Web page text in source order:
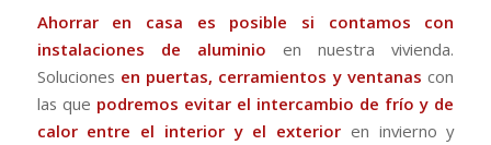
Ahorrar en casa es posible
si contamos con
instalaciones de aluminio en nuestra vivienda.
Soluciones en puertas, cerramientos y ventanas con
las que podremos evitar el intercambio de frío y de
calor entre el interior y el exterior en invierno y